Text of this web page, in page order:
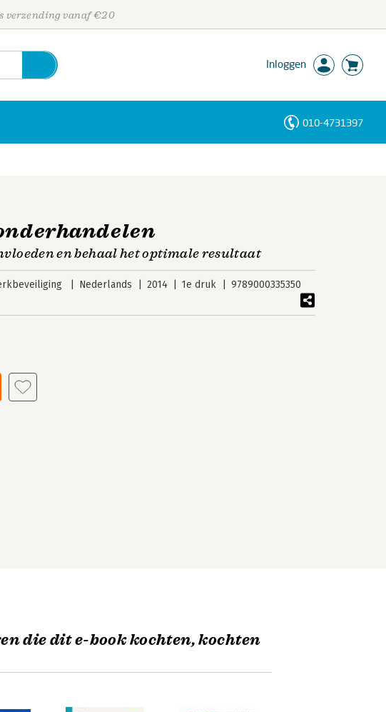
verzending vanaf €20
Inloggen
010-4731397
en behaal het optimale resultaat
Nederlands 2014 1e druk 9789000335350
die dit e-book kochten, kochten
Personen